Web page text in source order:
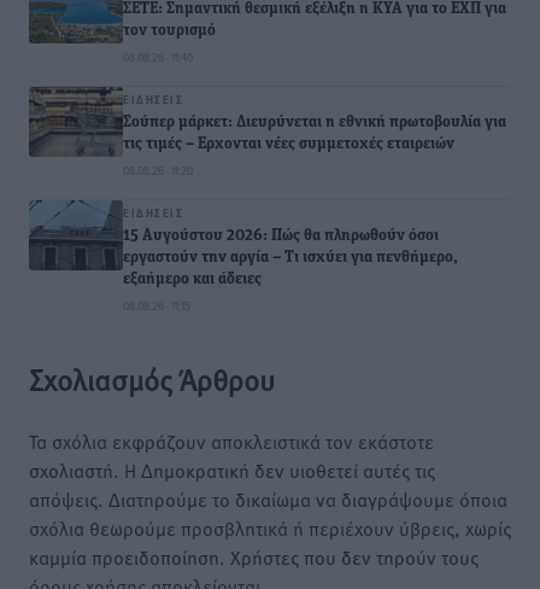
ΣΕΤΕ: Σημαντική θεσμική εξέλιξη η ΚΥΑ για το ΕΧΠ για
τον τουρισμό
08.08.26 · 11:40
ΕΙΔΉΣΕΙΣ
Σούπερ μάρκετ: Διευρύνεται η εθνική πρωτοβουλία για
τις τιμές – Eρχονται νέες συμμετοχές εταιρειών
08.08.26 · 11:20
ΕΙΔΉΣΕΙΣ
15 Αυγούστου 2026: Πώς θα πληρωθούν όσοι
εργαστούν την αργία – Τι ισχύει για πενθήμερο,
εξαήμερο και άδειες
08.08.26 · 11:15
Σχολιασμός Άρθρου
Τα σχόλια εκφράζουν αποκλειστικά τον εκάστοτε
σχολιαστή. Η Δημοκρατική δεν υιοθετεί αυτές τις
απόψεις. Διατηρούμε το δικαίωμα να διαγράψουμε όποια
σχόλια θεωρούμε προσβλητικά ή περιέχουν ύβρεις, χωρίς
καμμία προειδοποίηση. Χρήστες που δεν τηρούν τους